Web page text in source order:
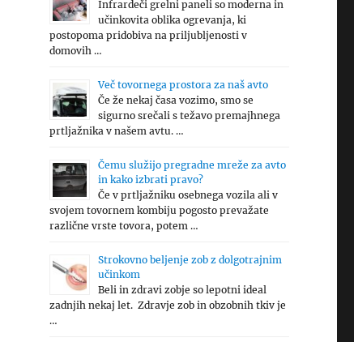
Infrardeči grelni paneli so moderna in
učinkovita oblika ogrevanja, ki
postopoma pridobiva na priljubljenosti v
domovih …
Več tovornega prostora za naš avto
Če že nekaj časa vozimo, smo se
sigurno srečali s težavo premajhnega
prtljažnika v našem avtu. …
Čemu služijo pregradne mreže za avto
in kako izbrati pravo?
Če v prtljažniku osebnega vozila ali v
svojem tovornem kombiju pogosto prevažate
različne vrste tovora, potem …
Strokovno beljenje zob z dolgotrajnim
učinkom
Beli in zdravi zobje so lepotni ideal
zadnjih nekaj let. Zdravje zob in obzobnih tkiv je
…